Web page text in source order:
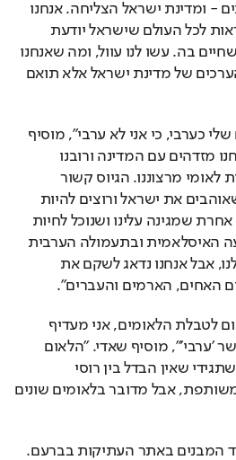
הצליחו להפוך אותנו לערבים - ומדינת ישראל הצליחה. אנחנו
מבקשים מגדעון סער להראות לכל העולם שישראל יודעת
להכיר בזכויות המיעוטים שחיים בה. עשו לנו עוול, ומה שאנחנו
מבקשים לא מתנגש עם הערכים של מדינת ישראל אלא תואם
"אני מתקומם נגד הרישום שלי כערבי, כי אני לא ערבי", מוסיף
אחד מחברי הקבוצה. "אנחנו מזדהים עם המדינה ורובנו
מתגייסים לצה"ל או לשירות לאומי מרצוננו. הגיוס קשור
להיותנו אזרחים נאמנים, שאוהבים את ישראל ורוצים להיות
חלק ממנה, כי אין לנו ארץ אחרת שמגינה עלינו ושנוכל לחיות
בה בכבוד ובחירות. בתנועה האיסלאמית ובתעמולה הערבית
לא אוהבים את המגמה שלנו, אבל אנחנו נדאג לשקם את
האחים, הארמים והעברים".
"אם קשה להם להוסיף לאום לטבלת הלאומים, אני מעדיף
שיכתבו לי 'חסר לאום' מאשר 'ערבי'", מוסיף שאדי. "הלאום
הערבי לא שייך לי. זה כמו שתגידי שאין הבדל בין רוסי
לאוקראיני. יש להם שפה משותפת, אבל מדובר בלאומים שונים
שאדי עומד איתי על גג אחד המבנים באתר העתיקות בברעם.